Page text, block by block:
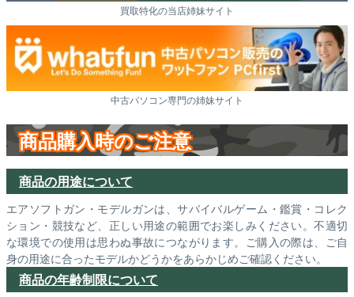
買取特化の当店姉妹サイト
中古パソコン専門の姉妹サイト
商品購入時のご注意
商品の用途について
エアソフトガン・モデルガンは、サバイバルゲーム・鑑賞・コレク
ション・競技など、正しい用途の範囲でお楽しみください。不適切
な環境での使用は思わぬ事故につながります。ご購入の際は、ご自
身の用途に合ったモデルかどうかをあらかじめご確認ください。
商品の年齢制限について